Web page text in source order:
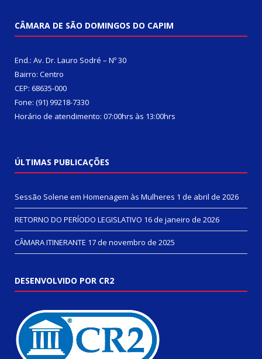
CÂMARA DE SÃO DOMINGOS DO CAPIM
End.: Av. Dr. Lauro Sodré – Nº 30
Bairro: Centro
CEP: 68635-000
Fone: (91) 99218-7330
Horário de atendimento: 07:00hrs às 13:00hrs
ÚLTIMAS PUBLICAÇÕES
Sessão Solene em Homenagem às Mulheres 1 de abril de 2026
RETORNO DO PERÍODO LEGISLATIVO 16 de janeiro de 2026
CÂMARA ITINERANTE 17 de novembro de 2025
DESENVOLVIDO POR CR2